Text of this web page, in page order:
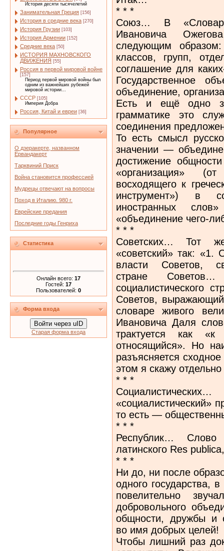
История десяти тысячелетий
Занимательная Греция [156]
История в средние века [270]
История Грузии [103]
История Армении [152]
Средние века [50]
ИСТОРИЯ МАХНОВСКОГО
ДВИЖЕНИЯ [55]
Россия в первой мировой войне
[157]
Период первой мировой войны был
одним из важнейших рубежей
мировой истории...
СССР [105]
Империя Добра
Россия, Китай и евреи [36]
Популярное
О дзеракерте, названном
Ервандакерт
Тарквиний Приск
Война становится профессией
Мудрецы отвечают на вопросы
Поход в Италию. 980 г.
Еврейские предания
Последние годы Генриха
Статистика
Онлайн всего: 17
Гостей: 17
Пользователей: 0
Форма входа
Войти через uID
Старая форма входа
* * *
Союз… В
Ивановича
следующим
классов, групп,
соглашение для
Государственное
объединение,
Есть и ещё одно
грамматике это
соединения
То есть смысл
значении —
достижение
«организация»
восходящего к
инструмент») в
иностранных
«объединение чего-
* * *
Советских… Тот
«советский» так: «1.
власти Советов,
стране
социалистического
Советов,
словаре живого
Ивановича Даля
трактуется как
относящийся». Но
разъясняется
этом я скажу
* * *
«социалистический»
то есть —
* * *
Республик…
латинского Res
* * *
Ни до, ни после
одного государства,
повелительно
добровольного
общности, дружбы и
во имя добрых целей!
Чтобы лишний раз